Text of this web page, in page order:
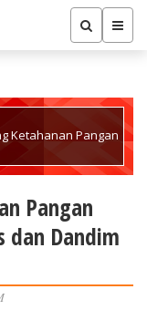
Ketahanan Pangan
Pangan
dan Dandim